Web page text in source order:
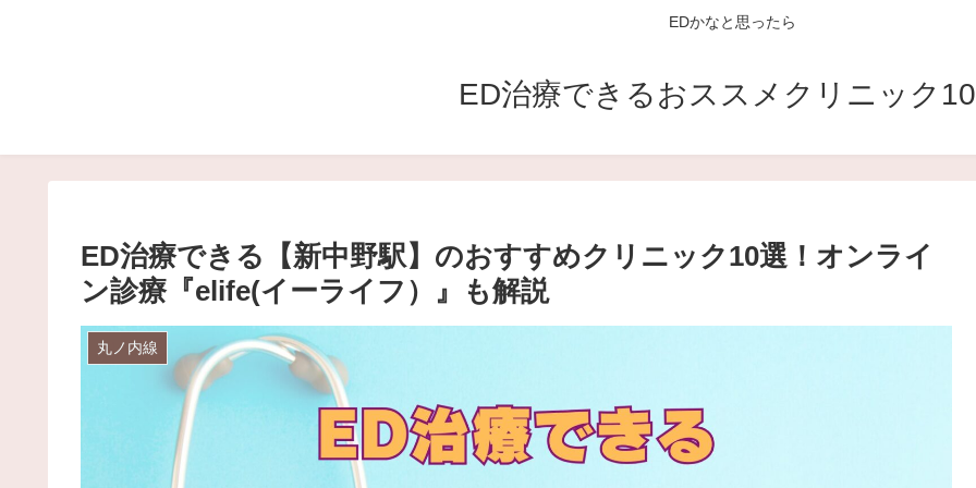
EDかなと思ったら
ED治療できるおススメクリニック
ED治療できる【新中野駅】のおすすめクリニック10選！オンライ
ン診療『elife(イーライフ）』も解説
丸ノ内線